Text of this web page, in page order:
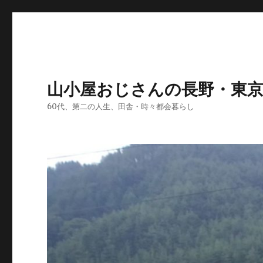
山小屋おじさんの長野・東
60代、第二の人生、田舎・時々都会暮らし